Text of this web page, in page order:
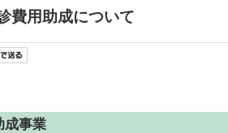
費用助成について
成事業